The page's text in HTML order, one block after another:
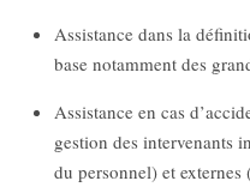
Assistance dans la
base notamment des
Assistance en cas
gestion des intervenants
du personnel) et